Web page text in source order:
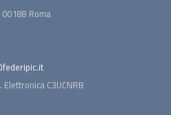
Roma
Elettronica C3UCNRB